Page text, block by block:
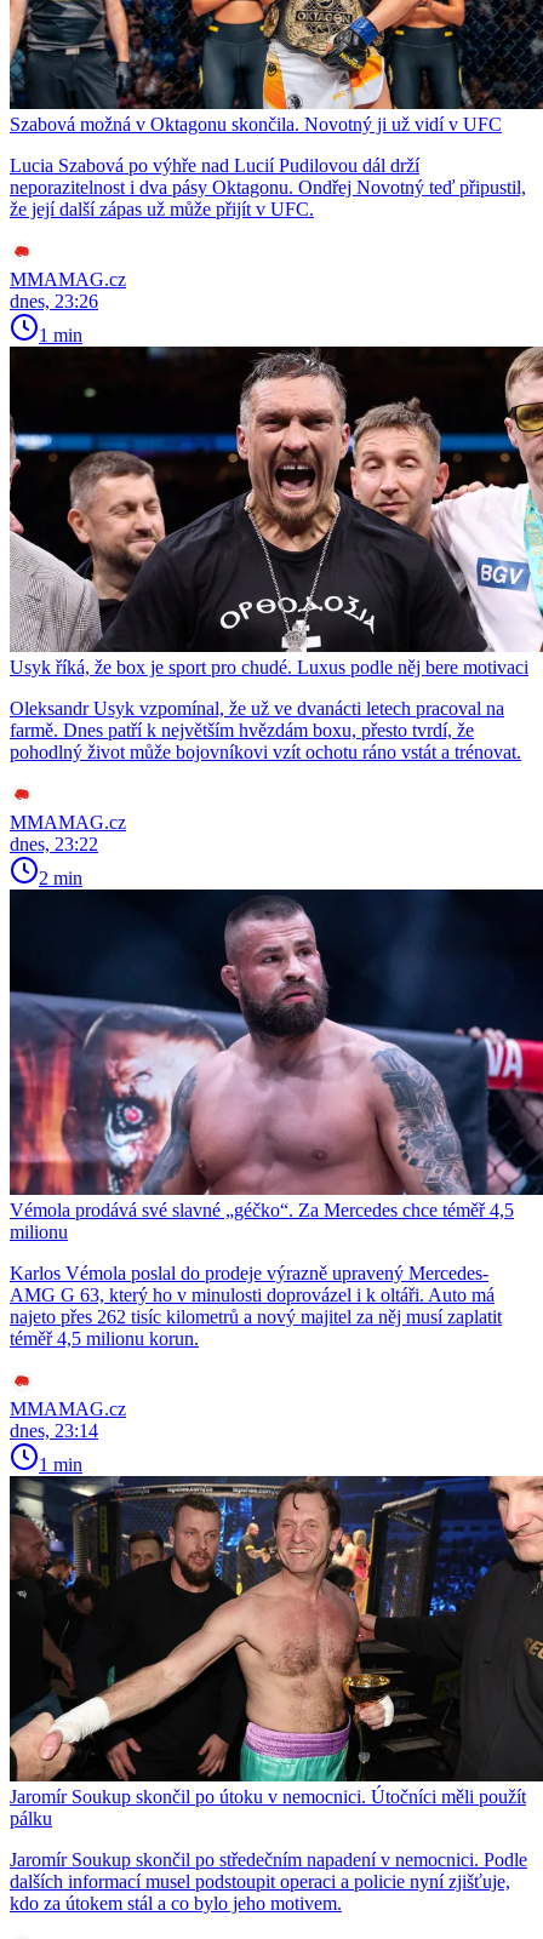
Szabová možná v Oktagonu skončila. Novotný ji už vidí v UFC
Lucia Szabová po výhře nad Lucií Pudilovou dál drží
neporazitelnost i dva pásy Oktagonu. Ondřej Novotný teď připustil,
že její další zápas už může přijít v UFC.
MMAMAG.cz
dnes, 23:26
1 min
Usyk říká, že box je sport pro chudé. Luxus podle něj bere motivaci
Oleksandr Usyk vzpomínal, že už ve dvanácti letech pracoval na
farmě. Dnes patří k největším hvězdám boxu, přesto tvrdí, že
pohodlný život může bojovníkovi vzít ochotu ráno vstát a trénovat.
MMAMAG.cz
dnes, 23:22
2 min
Vémola prodává své slavné „géčko“. Za Mercedes chce téměř 4,5
milionu
Karlos Vémola poslal do prodeje výrazně upravený Mercedes-
AMG G 63, který ho v minulosti doprovázel i k oltáři. Auto má
najeto přes 262 tisíc kilometrů a nový majitel za něj musí zaplatit
téměř 4,5 milionu korun.
MMAMAG.cz
dnes, 23:14
1 min
Jaromír Soukup skončil po útoku v nemocnici. Útočníci měli použít
pálku
Jaromír Soukup skončil po středečním napadení v nemocnici. Podle
dalších informací musel podstoupit operaci a policie nyní zjišťuje,
kdo za útokem stál a co bylo jeho motivem.